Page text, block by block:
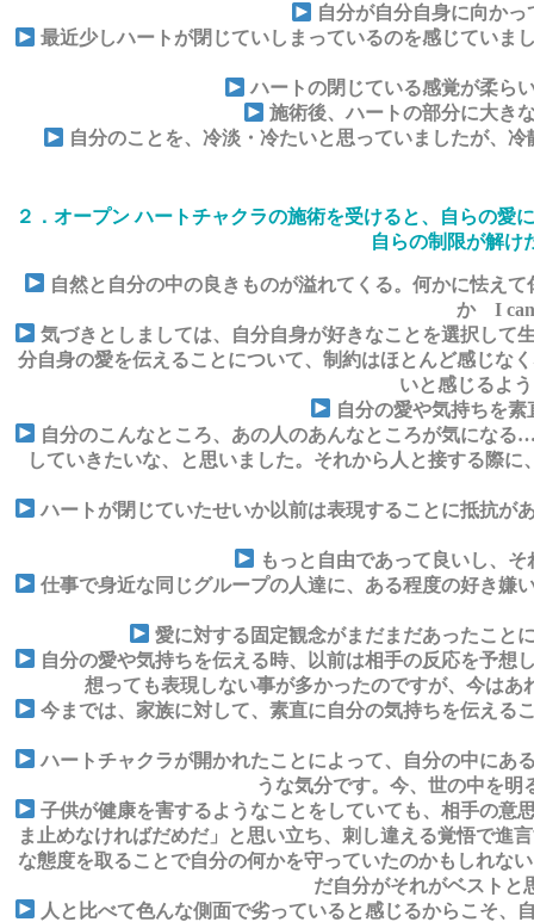
自分が自分自身に向か
最近少しハートが閉じていしまっているのを感じていま
ハートの閉じている感覚が柔ら
施術後、ハートの部分に大き
自分のことを、冷淡・冷たいと思っていましたが、
２．オープン ハートチャクラの施術を受けると、自らの
自らの制限が解け
自然と自分の中の良きものが溢れてくる。何かに怯え
か I can
気づきとしましては、自分自身が好きなことを選択して
分自身の愛を伝えることについて、制約はほとんど感じな
いと感じるよ
自分の愛や気持ちを
自分のこんなところ、あの人のあんなところが気にな
していきたいな、と思いました。それから人と接する際
ハートが閉じていたせいか以前は表現することに抵抗が
もっと自由であって良いし、
仕事で身近な同じグループの人達に、ある程度の好き嫌
愛に対する固定観念がまだまだあったこと
自分の愛や気持ちを伝える時、以前は相手の反応を予想
想っても表現しない事が多かったのですが、今は
今までは、家族に対して、素直に自分の気持ちを伝える
ハートチャクラが開かれたことによって、自分の中にあ
うな気分です。今、世の中を
子供が健康を害するようなことをしていても、相手の意
ま止めなければだめだ」と思い立ち、刺し違える覚悟で進
な態度を取ることで自分の何かを守っていたのかもしれな
だ自分がそれがベストと
人と比べて色んな側面で劣っていると感じるからこそ